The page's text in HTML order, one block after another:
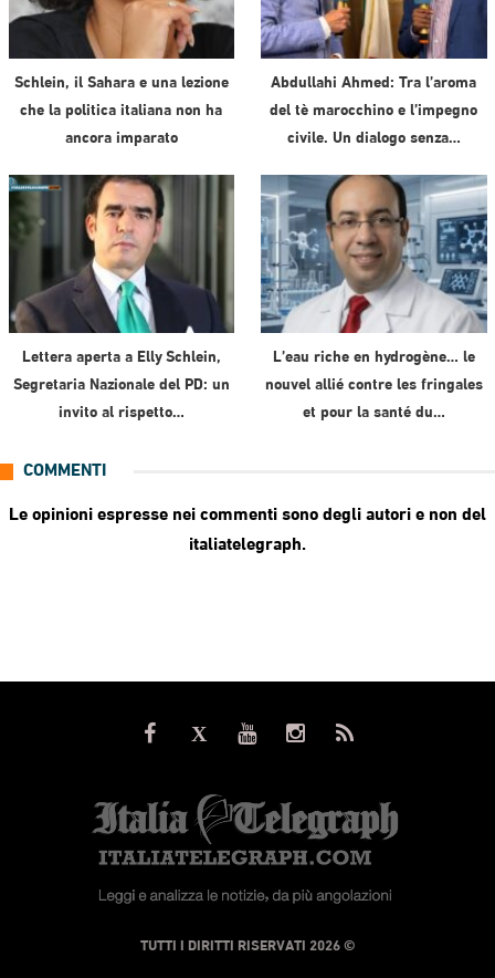
Schlein, il Sahara e una lezione
che la politica italiana non ha
ancora imparato
Abdullahi Ahmed: Tra l’aroma
del tè marocchino e l’impegno
civile. Un dialogo senza…
Lettera aperta a Elly Schlein,
Segretaria Nazionale del PD: un
invito al rispetto…
L’eau riche en hydrogène… le
nouvel allié contre les fringales
et pour la santé du…
COMMENTI
Le opinioni espresse nei commenti sono degli autori e non del
italiatelegraph.
© TUTTI I DIRITTI RISERVATI 2026